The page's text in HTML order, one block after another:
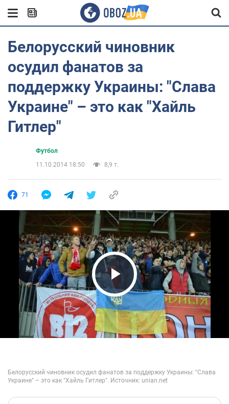
Белорусский чиновник
осудил фанатов за
поддержку Украины: "Слава
Украине" – это как "Хайль
Гитлер"
Футбол
11.10.2014 18:50
8,9 т.
71
Play Video